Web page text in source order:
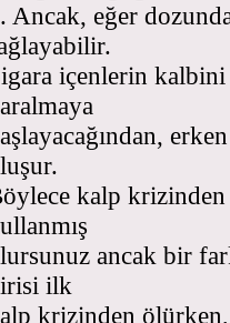
Ancak, eğer
içenlerin
kalp
ancak bir
ilk
krizinden